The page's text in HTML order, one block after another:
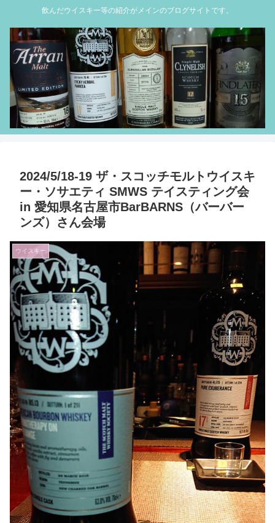
飲んだウイスキー等の紹介がメインのブログサイトです。
2024/5/18-19 ザ・スコッチモルトウイスキ
ー・ソサエティ SMWS テイスティング会
in 愛知県名古屋市BarBARNS（バーバー
ンズ）さん会場
ウイスキー